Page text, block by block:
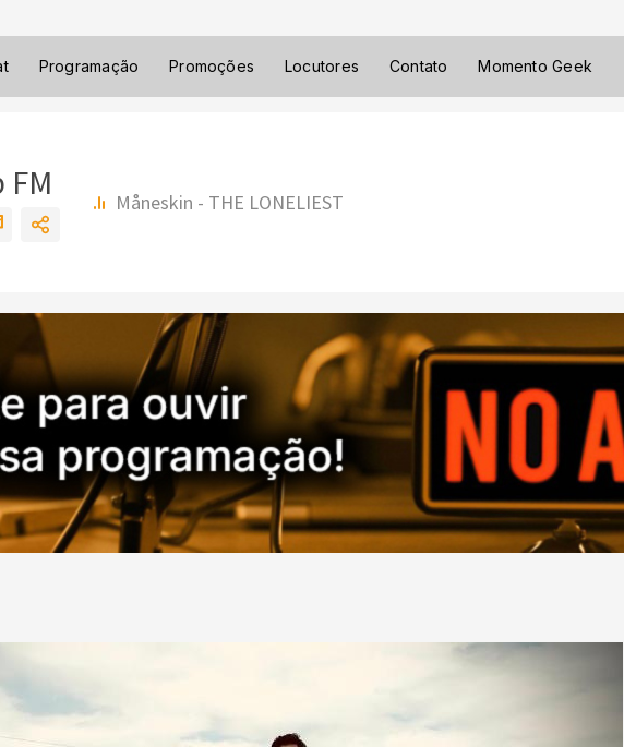
Programação Promoções Locutores Contato Momento Geek